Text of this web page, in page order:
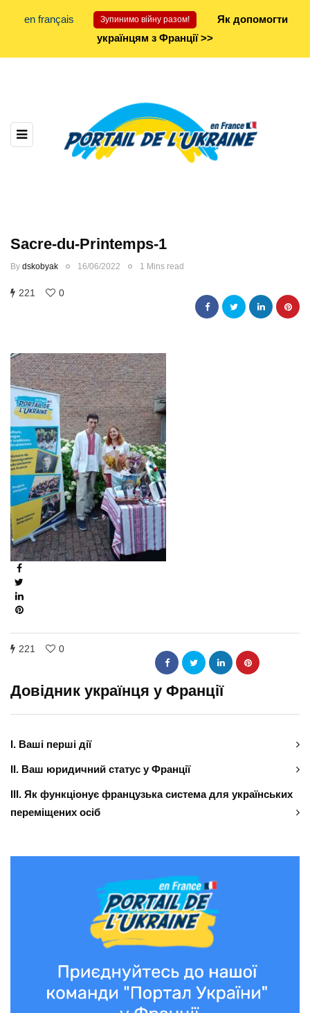
en français Зупинимо війну разом!
Як допомогти
українцям з Франції >>
Sacre-du-Printemps-1
By dskobyak 16/06/2022 1 Mins read
221 0
221 0
Довідник українця у Франції
І. Ваші перші дії
ІІ. Ваш юридичний статус у Франції
ІІІ. Як функціонує французька система для українських
переміщених осіб